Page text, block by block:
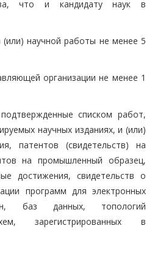
что и кандидату наук в
(или) научной работы не менее 5
организации не менее 1
списком работ,
научных изданиях, и (или)
патентов (свидетельств) на
на промышленный образец,
достижения, свидетельств о
программ для электронных
баз данных, топологий
зарегистрированных в